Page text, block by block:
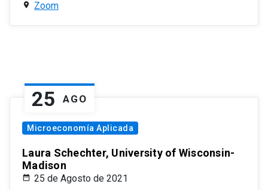
Zoom
25 AGO
Microeconomía Aplicada
Laura Schechter, University of Wisconsin-
Madison
25 de Agosto de 2021